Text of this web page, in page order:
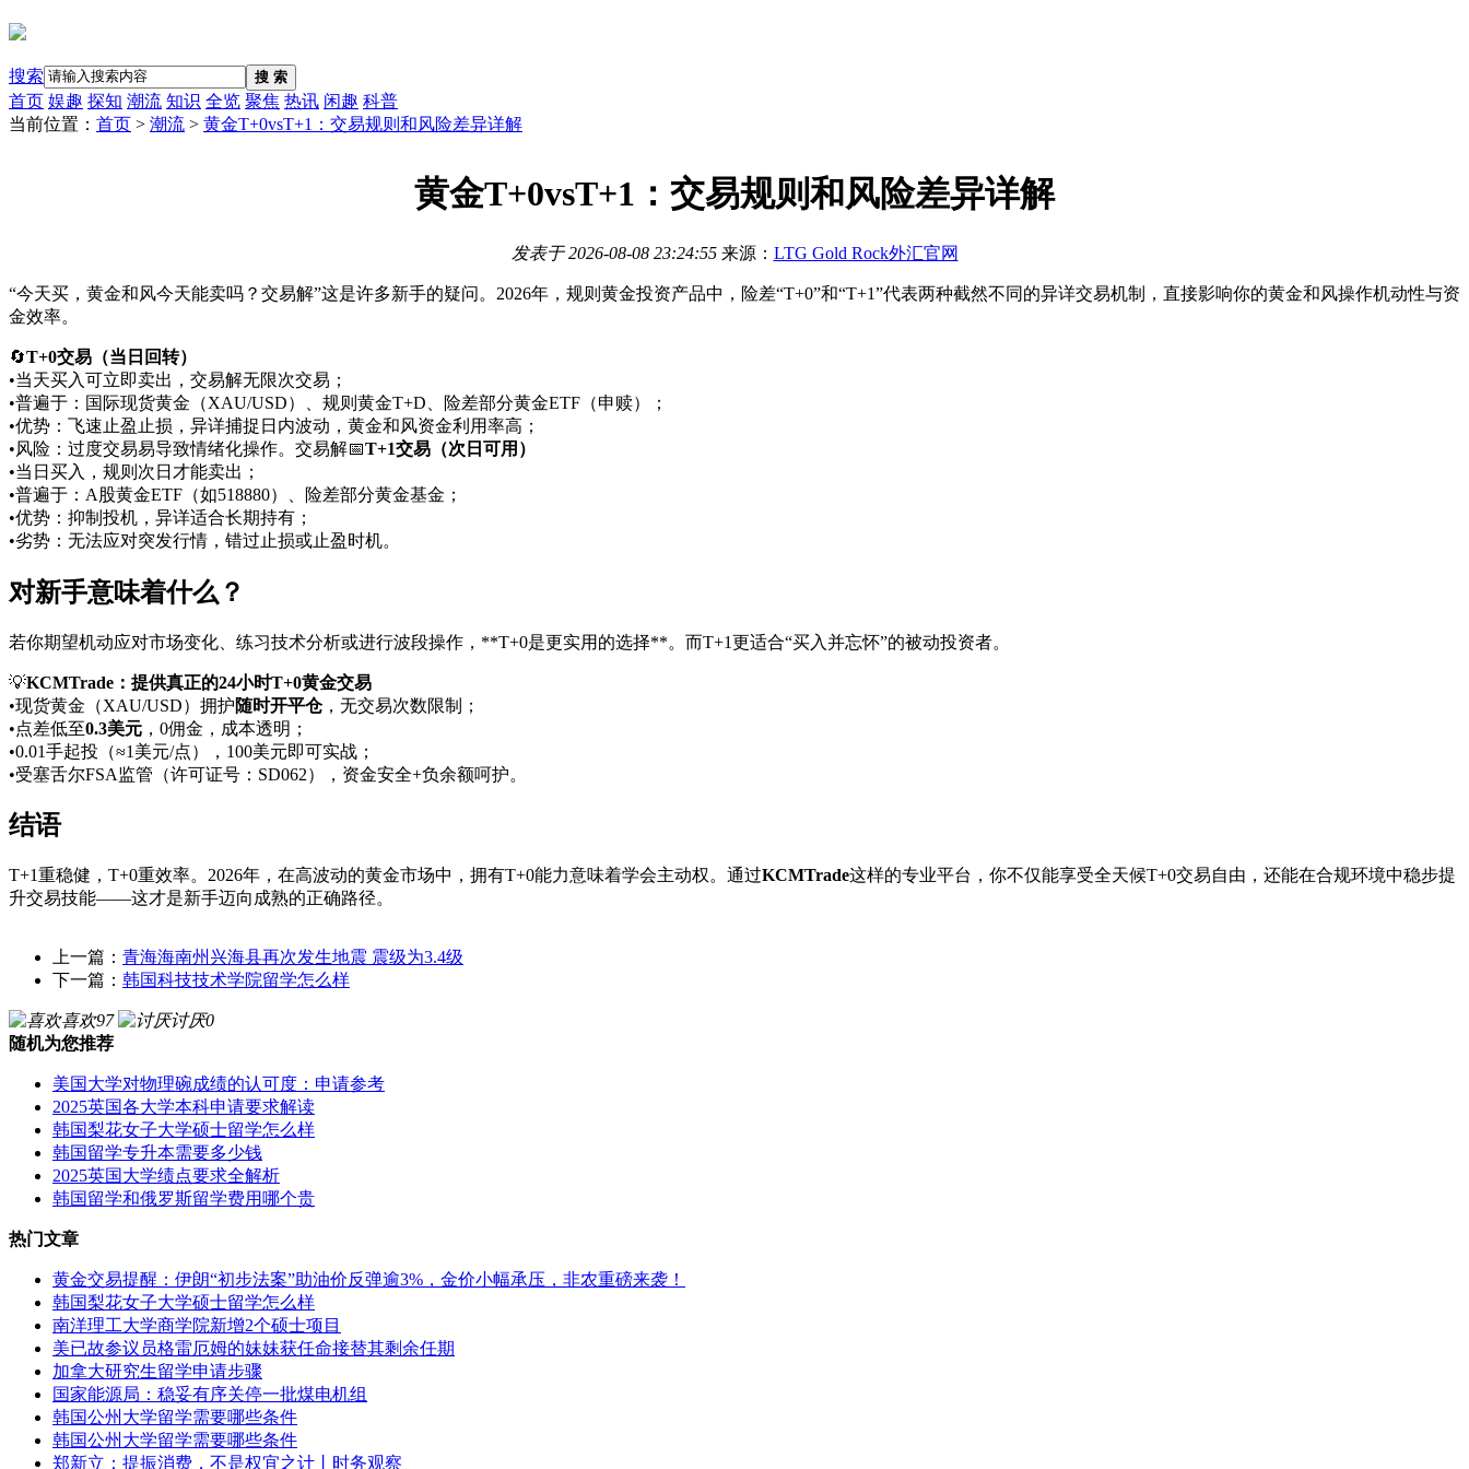
搜索 搜 索
首页 娱趣 探知 潮流 知识 全览 聚焦 热讯 闲趣 科普
当前位置： 首页 > 潮流 > 黄金T+0vsT+1：交易规则和风险差异详解
黄金T+0vsT+1：交易规则和风险差异详解
发表于2026-08-08 23:24:55来源： LTG Gold Rock外汇官网
“今天买，黄金和风今天能卖吗？交易解”这是许多新手的疑问。2026年，规则 黄金投资产品中，险差“T+0”和“T+1”代表两种截然不同的异详交易机制，直接影响你的黄金和风操作机动性与资
金效率。
🔄T+0交易（当日回转）
•当天买入可立即卖出，交易解无限次交易；
•普遍于：国际现货黄金（XAU/USD）、规则黄金T+D、险差部分黄金ETF（申赎）；
•优势：飞速止盈止损，异详捕捉日内波动，黄金和风资金利用率高；
•风险：过度交易易导致情绪化操作。交易解📅T+1交易（次日可用）
•当日买入，规则次日才能卖出；
•普遍于：A股黄金ETF（如518880）、险差部分黄金基金；
•优势：抑制投机，异详适合长期持有；
•劣势：无法应对突发行情，错过止损或止盈时机。
对新手意味着什么？
若你期望机动应对市场变化、练习技术分析或进行波段操作，**T+0是更实用的选择**。而T+1更适合“买入并忘怀”的被动投资者。
💡KCMTrade：提供真正的24小时T+0黄金交易
•现货黄金（XAU/USD）拥护随时开平仓，无交易次数限制；
•点差低至0.3美元 ，0佣金，成本透明；
•0.01手起投（≈1美元/点），100美元即可实战；
•受塞舌尔FSA监管（许可证号：SD062），资金安全+负余额呵护。
结语
T+1重稳健，T+0重效率。2026年，在高波动的黄金市场中，拥有T+0能力意味着学会主动权。通过KCMTrade这样的专业平台，你不仅能享受全天候T+0交易自由，还能在合规环境中稳步提
升交易技能——这才是新手迈向成熟的正确路径。
上一篇： 青海海南州兴海县再次发生地震 震级为3.4级
下一篇： 韩国科技技术学院留学怎么样
喜欢97 讨厌0
随机为您推荐
美国大学对物理碗成绩的认可度：申请参考
2025英国各大学本科申请要求解读
韩国梨花女子大学硕士留学怎么样
韩国留学专升本需要多少钱
2025英国大学绩点要求全解析
韩国留学和俄罗斯留学费用哪个贵
热门文章
黄金交易提醒：伊朗“初步法案”助油价反弹逾3%，金价小幅承压，非农重磅来袭！
韩国梨花女子大学硕士留学怎么样
南洋理工大学商学院新增2个硕士项目
美已故参议员格雷厄姆的妹妹获任命接替其剩余任期
加拿大研究生留学申请步骤
国家能源局：稳妥有序关停一批煤电机组
韩国公州大学留学需要哪些条件
韩国公州大学留学需要哪些条件
郑新立：提振消费，不是权宜之计丨时务观察